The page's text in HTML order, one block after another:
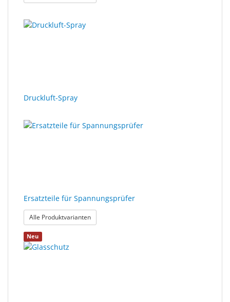
Druckluft-Spray
Ersatzteile für Spannungsprüfer
Alle Produktvarianten: Ersatzteile für Spannungsprüfer
Neu